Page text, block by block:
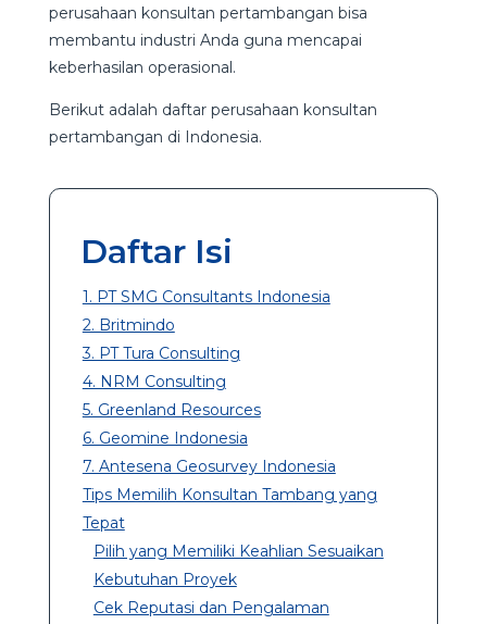
perusahaan konsultan pertambangan bisa
membantu industri Anda guna mencapai
keberhasilan operasional.
Berikut adalah daftar perusahaan konsultan
pertambangan di Indonesia.
Daftar Isi
1. PT SMG Consultants Indonesia
2. Britmindo
3. PT Tura Consulting
4. NRM Consulting
5. Greenland Resources
6. Geomine Indonesia
7. Antesena Geosurvey Indonesia
Tips Memilih Konsultan Tambang yang
Tepat
Pilih yang Memiliki Keahlian Sesuaikan
Kebutuhan Proyek
Cek Reputasi dan Pengalaman